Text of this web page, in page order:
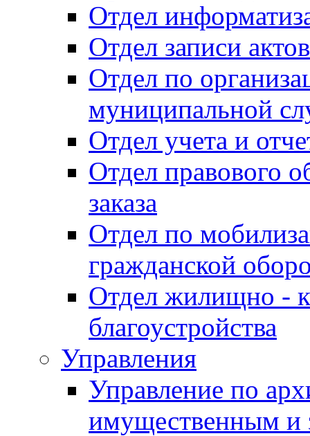
Отдел
Отдел записи
Отдел по
муниципальной
Отдел учета и
Отдел правового
заказа
Отдел по
гражданской
Отдел жилищно -
благоустройства
Управления
Управление по
имущественным и